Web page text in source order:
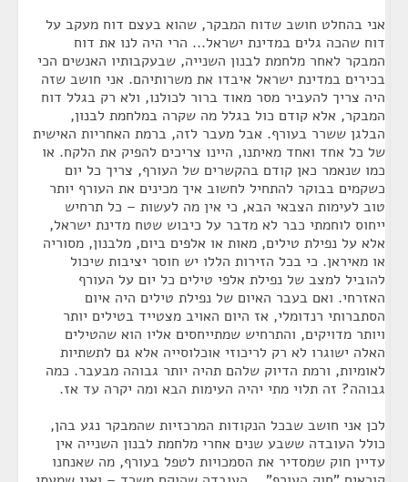
אני בהחלט חושב שדוח המבקר, שהוא בעצם דוח מעקב על
דוח שהכה גלים במדינת ישראל... הרי היה לנו את דוח
המבקר לאחר מלחמת לבנון השנייה, שבעקבותיו האנשים הכי
בכירים במדינת ישראל איבדו את משרותיהם. אני חושב שזה
היה צריך להעביר מסר מאוד ברור לכולנו, ולא רק בגלל דוח
המבקר, אלא קודם כול בגלל מה שקרה במלחמת לבנון,
הבלגן ששרר בעורף. אבל מעבר לזה, ברמת האחריות האישית
של כל אחד ואחד מאיתנו, היינו צריכים להפיק את הלקח. או
כמו שנאמר כאן קודם בהקשרים של העורף, צריך כל יום
כשקמים בבוקר להתחיל לחשוב איך מכינים את העורף יותר
טוב לעימות הצבאי הבא, כי אין מה לעשות – כל תרחיש
ייחוס לוחמתי כבר לא מדבר על כיבוש שטח מדינת ישראל,
אלא על נפילת טילים, מאות או אלפים ביום, מלבנון, מסוריה
או מאיראן. כי בכל הזירות הללו יש חוסר יציבות שיכול
להוביל למצב של נפילת אלפי טילים כל יום על העורף
האזרחי. ואם בעבר האיום של נפילת טילים היה איום
הסתברותי רנדומלי, אז היום האויב מצטייד בטילים יותר
ויותר מדויקים, והתרחיש שמתייחסים אליו הוא שהטילים
האלה ישוגרו לא רק לריכוזי אוכלוסייה אלא גם לתשתיות
לאומיות, ורמת הדיוק שלהם תהיה יותר גבוהה מבעבר. כמה
גבוהה? זה תלוי מתי יהיה העימות הבא ומה יקרה עד אז.
לכן אני חושב שבכל הנקודות המרכזיות שהמבקר נגע בהן,
כולל העובדה ששבע שנים אחרי מלחמת לבנון השנייה אין
עדיין חוק שמסדיר את הסמכויות לטפל בעורף, מה שאנחנו